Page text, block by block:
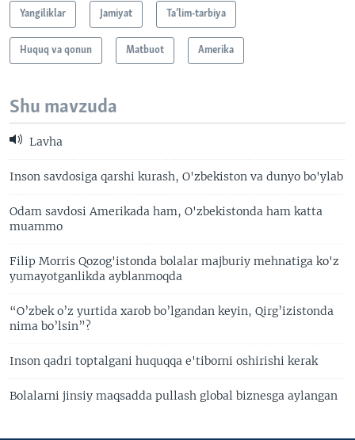
Yangiliklar Jamiyat Ta’lim-tarbiya
Huquq va qonun Matbuot Amerika
Shu mavzuda
Lavha
Inson savdosiga qarshi kurash, O'zbekiston va dunyo bo'ylab
Odam savdosi Amerikada ham, O'zbekistonda ham katta
muammo
Filip Morris Qozog'istonda bolalar majburiy mehnatiga ko'z
yumayotganlikda ayblanmoqda
“O’zbek o’z yurtida xarob bo’lgandan keyin, Qirg’izistonda
nima bo’lsin”?
Inson qadri toptalgani huquqqa e'tiborni oshirishi kerak
Bolalarni jinsiy maqsadda pullash global biznesga aylangan